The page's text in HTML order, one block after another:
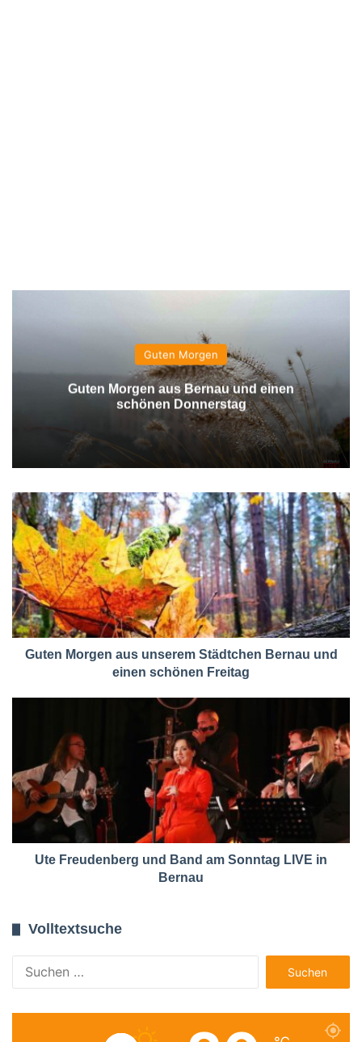
Guten Morgen
Guten Morgen aus Bernau und einen
schönen Donnerstag
Guten Morgen aus unserem Städtchen Bernau und
einen schönen Freitag
Ute Freudenberg und Band am Sonntag LIVE in
Bernau
Volltextsuche
nach: